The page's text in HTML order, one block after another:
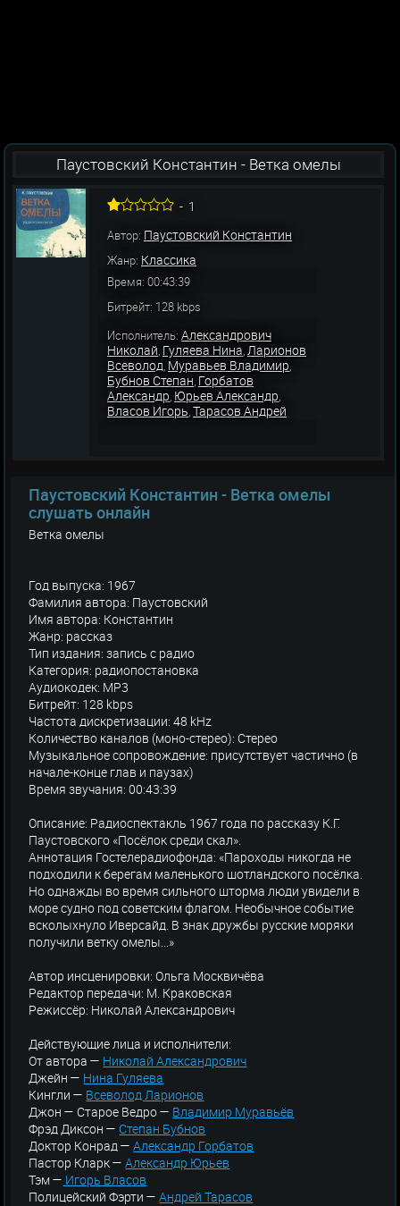
Паустовский Константин - Ветка омелы
- 1
Автор: Паустовский Константин
Жанр: Классика
Время: 00:43:39
Битрейт: 128 kbps
Исполнитель:Александрович
Николай, Гуляева Нина,Ларионов
Всеволод, Муравьев Владимир,
Бубнов Степан, Горбатов
Александр, Юрьев Александр,
Власов Игорь,Тарасов Андрей
Паустовский Константин - Ветка омелы
слушать онлайн
Ветка омелы
Год выпуска: 1967
Фамилия автора: Паустовский
Имя автора: Константин
Жанр: рассказ
Тип издания: запись с радио
Категория: радиопостановка
Аудиокодек: MP3
Битрейт: 128 kbps
Частота дискретизации: 48 kHz
Количество каналов (моно-стерео): Стерео
Музыкальное сопровождение: присутствует частично (в
начале-конце глав и паузах)
Время звучания: 00:43:39
Описание: Радиоспектакль 1967 года по рассказу К.Г.
Паустовского «Посёлок среди скал».
Аннотация Гостелерадиофонда: «Пароходы никогда не
подходили к берегам маленького шотландского посёлка.
Но однажды во время сильного шторма люди увидели в
море судно под советским флагом. Необычное событие
всколыхнуло Иверсайд. В знак дружбы русские моряки
получили ветку омелы...»
Автор инсценировки: Ольга Москвичёва
Редактор передачи: М. Краковская
Режиссёр: Николай Александрович
Действующие лица и исполнители:
От автора — Николай Александрович
Джейн — Нина Гуляева
Кингли — Всеволод Ларионов
Джон — Старое Ведро — Владимир Муравьёв
Фрэд Диксон — Степан Бубнов
Доктор Конрад —Александр Горбатов
Пастор Кларк —Александр Юрьев
Тэм — Игорь Власов
Полицейский Фэрти —Андрей Тарасов